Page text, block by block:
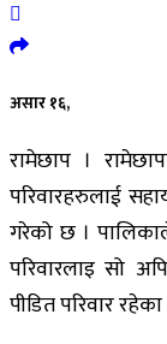
असार १६,
रामेछाप ।
परिवारहरुलाई
गरेको छ ।
परिवारलाइ सो
पीडित परिवार